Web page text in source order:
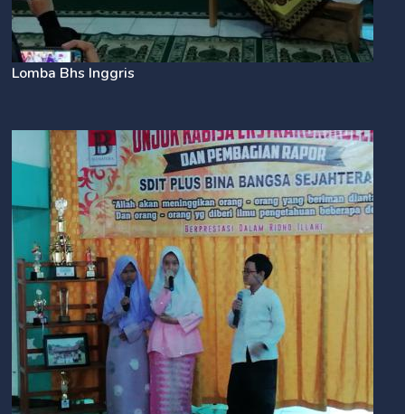
Lomba Bhs Inggris